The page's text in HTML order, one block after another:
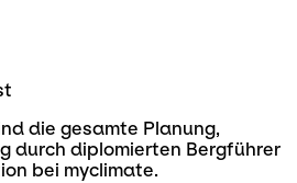
die gesamte Planung,
durch diplomierten Bergführer
bei myclimate.